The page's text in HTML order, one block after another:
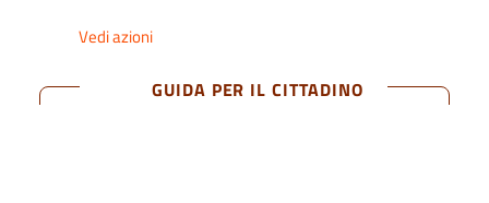
Vedi azioni
GUIDA PER IL CITTADINO